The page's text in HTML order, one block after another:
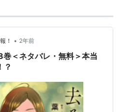
紹介文がとっても気になっ
んでみた。 なぜだかわからな
！ • 2年前
＜ネタバレ・無料＞本当
？